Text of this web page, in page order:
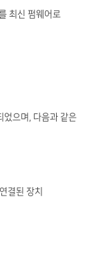
최신 펌웨어로
었으며, 다음과 같은
결된 장치